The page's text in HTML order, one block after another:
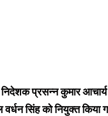
निदेशक प्रसन्न कुमार
सिंह को नियुक्त किया